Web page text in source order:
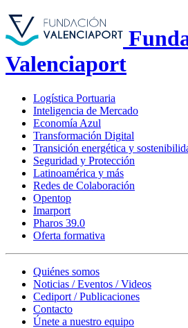
Valenciaport
Logística Portuaria
Inteligencia de Mercado
Economía Azul
Transformación Digital
Transición energética y
Seguridad y Protección
Latinoamérica y más
Redes de Colaboración
Opentop
Imarport
Pharos 39.0
Oferta formativa
Quiénes somos
Noticias / Eventos / Videos
Cediport / Publicaciones
Contacto
Únete a nuestro equipo